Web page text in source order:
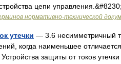
цепи
нормативно-технической
утечки — 3.6 несимметричный
когда наименьшее
защиты от токов